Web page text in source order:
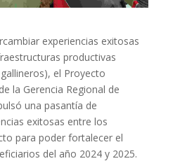
experiencias exitosas
productivas
el Proyecto
la Gerencia Regional de
una pasantía de
exitosas entre los
para poder fortalecer el
del año 2024 y 2025.